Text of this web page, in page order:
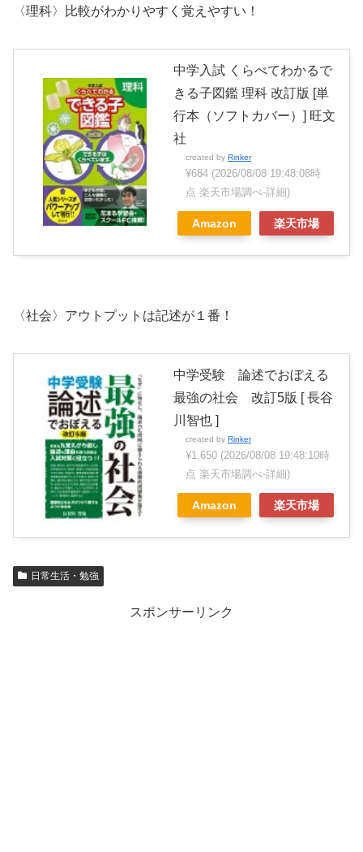
〈理科〉比較がわかりやすく覚えやすい！
中学入試 くらべてわかるで
きる子図鑑 理科 改訂版 [単
行本（ソフトカバー）] 旺文
社
created by Rinker
¥684 (2026/08/08 19:48:08時
点 楽天市場調べ-詳細)
Amazon 楽天市場
〈社会〉アウトプットは記述が１番！
中学受験 論述でおぼえる
最強の社会 改訂5版 [ 長谷
川智也 ]
created by Rinker
¥1,650 (2026/08/08 19:48:10時
点 楽天市場調べ-詳細)
Amazon 楽天市場
日常生活・勉強
スポンサーリンク